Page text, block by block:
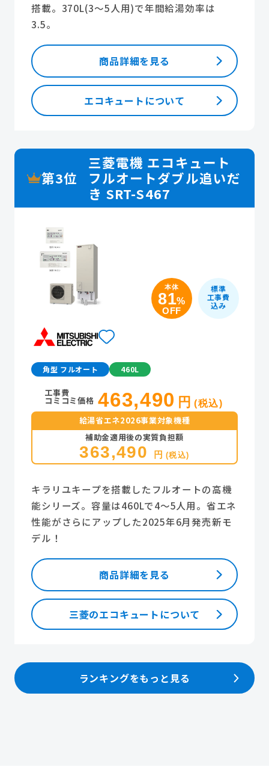
搭載。370L(3～5人用)で年間給湯効率は
3.5。
商品詳細を見る
エコキュートについて
第3位
三菱電機 エコキュート
フルオートダブル追いだ
き SRT-S467
角型 フルオート 460L
本体
81%
OFF
標準
工事費
込み
キラリユキープを搭載したフルオートの高機
能シリーズ。容量は460Lで4～5人用。省エネ
性能がさらにアップした2025年6月発売新モ
デル！
給湯省エネ2026事業対象機種
補助金適用後の実質負担額
363,490 円 (税込)
工事費
コミコミ価格 463,490 円 (税込)
商品詳細を見る
三菱のエコキュートについて
ランキングをもっと見る